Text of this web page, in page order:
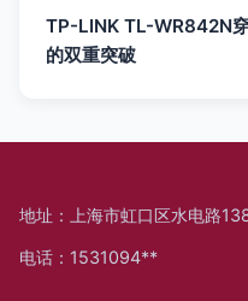
TP-LINK TL-WR842N
的双重突破
地址：上海市虹口区水电路
电话：1531094**